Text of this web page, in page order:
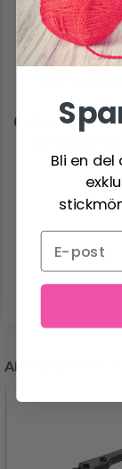
0-966 SWEET
101.80
ANDRA KÖPTE
Bli en